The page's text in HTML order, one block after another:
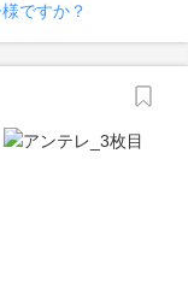
ですか？